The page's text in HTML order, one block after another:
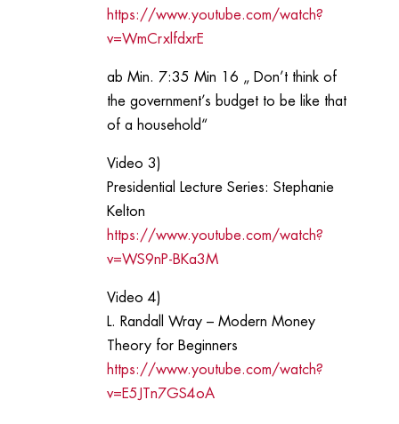
https://www.youtube.com/watch?
v=WmCrxlfdxrE
ab Min. 7:35 Min 16 „ Don’t think of
the government’s budget to be like that
of a household“
Video 3)
Presidential Lecture Series: Stephanie
Kelton
https://www.youtube.com/watch?
v=WS9nP-BKa3M
Video 4)
L. Randall Wray – Modern Money
Theory for Beginners
https://www.youtube.com/watch?
v=E5JTn7GS4oA